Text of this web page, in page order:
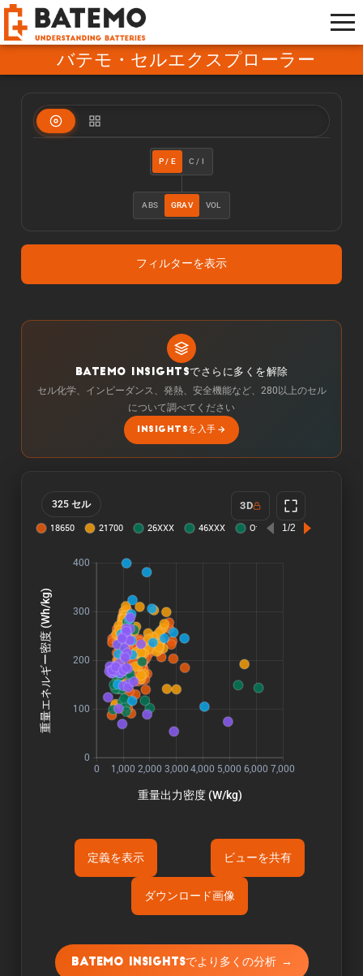
バテモ・セルエクスプローラー
P / E C / I
ABS GRAV VOL
フィルターを表示
BATEMO INSIGHTSでさらに多くを解除
セル化学、インピーダンス、発熱、安全機能など、280以上のセル
について調べてください
INSIGHTSを入手
325 セル 3D
定義を表示 ビューを共有
ダウンロード画像
容量は、周囲温度25℃で、100%から定電流
C/10で下限電圧に達するまで放電させて測定す
Batemo Insightsでより多くの分析 →